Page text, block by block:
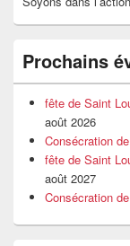
Prochains
fête de Saint
août 2026
Consécration
fête de Saint
août 2027
Consécration